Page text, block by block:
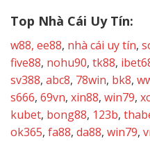
Top Nhà Cái Uy Tín:
w88, ee88, nhà cái uy tín,
five88, nohu90, tk88,
sv388, abc8, 78win, bk8,
s666, 69vn, xin88, win79,
kubet, bong88, 123b,
ok365, fa88, da88, win79,